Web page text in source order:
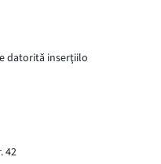
datorită inserţiilo
42